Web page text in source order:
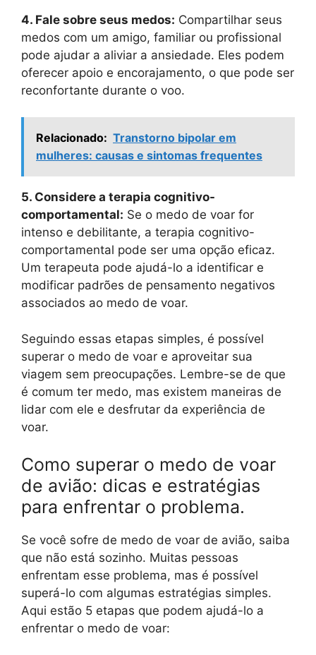
4. Fale sobre seus medos: Compartilhar seus
medos com um amigo, familiar ou profissional
pode ajudar a aliviar a ansiedade. Eles podem
oferecer apoio e encorajamento, o que pode ser
reconfortante durante o voo.
Relacionado: Transtorno bipolar em
mulheres: causas e sintomas frequentes
5. Considere a terapia cognitivo-
comportamental: Se o medo de voar for
intenso e debilitante, a terapia cognitivo-
comportamental pode ser uma opção eficaz.
Um terapeuta pode ajudá-lo a identificar e
modificar padrões de pensamento negativos
associados ao medo de voar.
Seguindo essas etapas simples, é possível
superar o medo de voar e aproveitar sua
viagem sem preocupações. Lembre-se de que
é comum ter medo, mas existem maneiras de
lidar com ele e desfrutar da experiência de
voar.
Como superar o medo de voar
de avião: dicas e estratégias
para enfrentar o problema.
Se você sofre de medo de voar de avião, saiba
que não está sozinho. Muitas pessoas
enfrentam esse problema, mas é possível
superá-lo com algumas estratégias simples.
Aqui estão 5 etapas que podem ajudá-lo a
enfrentar o medo de voar: